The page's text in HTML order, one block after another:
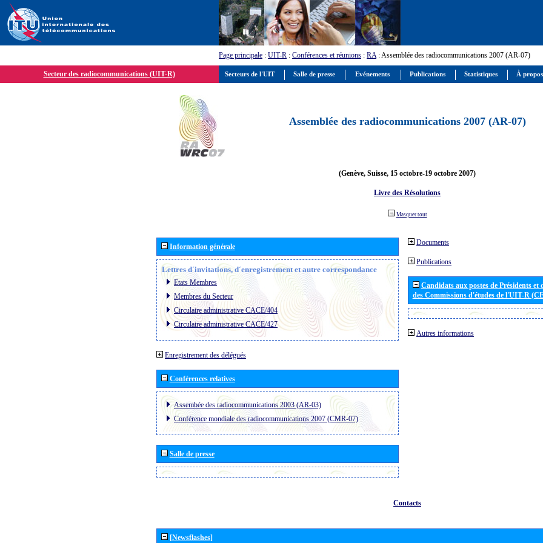
Page principale : UIT-R : Conférences et réunions : RA: Assemblée des radiocommunications 2007 (AR-07)
Secteur des radiocommunications (UIT-R)
Assemblée des radiocommunications 2007 (AR-07)
(Genève, Suisse, 15 octobre-19 octobre 2007)
Livre des Résolutions
Masquer tout
Information générale
Lettres d´invitations, d´enregistrement et autre correspondance
Etats Membres
Membres du Secteur
Circulaire administrative CACE/404
Circulaire administrative CACE/427
Enregistrement des délégués
Conférences relatives
Assembée des radiocommunications 2003 (AR-03)
Conférence mondiale des radiocommunications 2007 (CMR-07)
Salle de presse
Documents
Publications
Candidats aux postes de Présidents et
des Commissions d'études de l'UIT-R
Autres informations
Contacts
[Newsflashes]
Secteurs de l'UIT Salle de presse Evénements Publications Statistiques À